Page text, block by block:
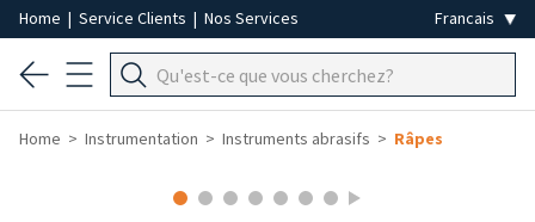
Home | Service Clients | Nos Services
Home Instrumentation Instruments abrasifs Râpes